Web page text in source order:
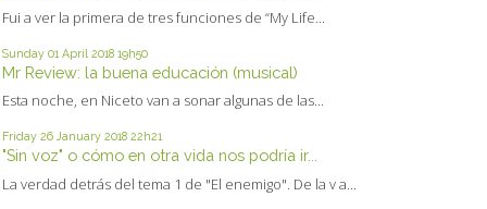
Fui a ver la primera de tres funciones de “My Life...
Sunday 01 April 2018 19h50
Mr Review: la buena educación (musical)
Esta noche, en Niceto van a sonar algunas de las...
Friday 26 January 2018 22h21
"Sin voz" o cómo en otra vida nos podría ir...
La verdad detrás del tema 1 de "El enemigo". De la v a...